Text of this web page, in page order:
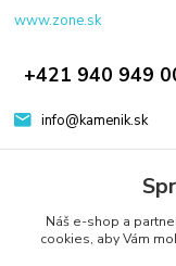
www.zone.sk
+421 940 949
info@kamenik.sk
Náš e-shop a
cookies, aby Vám